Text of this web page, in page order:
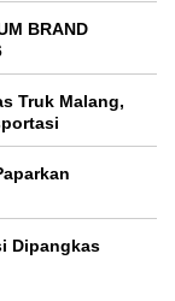
BRAND
Truk Malang,
Dipangkas